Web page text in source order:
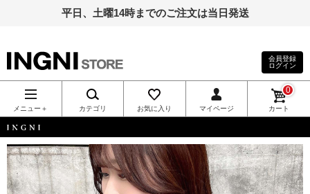
平日、土曜14時までのご注文は当日発送
INGNI（イン
グ）公式通
販｜INGNI
STORE
会員登録
ログイン
メニュー＋ カテゴリ お気に入り マイページ カート
0
INGNI